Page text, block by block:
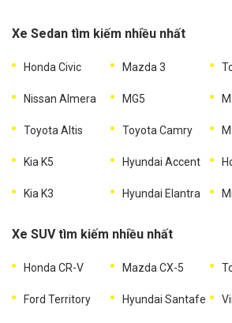
Xe Sedan tìm kiếm nhiều nhất
Honda Civic Mazda 3
Nissan Almera MG5
Toyota Altis Toyota Camry
Kia K5 Hyundai Accent
Kia K3 Hyundai Elantra
Xe SUV tìm kiếm nhiều nhất
Honda CR-V Mazda CX-5
Ford Territory Hyundai Santafe